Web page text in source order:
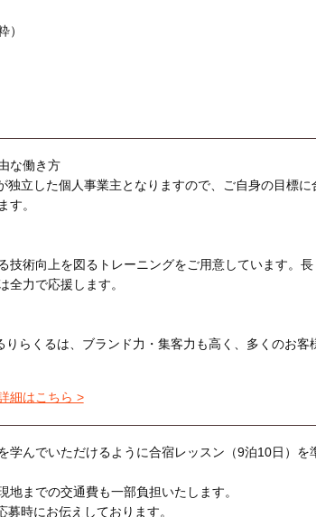
）
な働き方
立した個人事業主となりますので、ご自身の目標に
す。
技術向上を図るトレーニングをご用意しています。
全力で応援します。
らくるは、ブランド力・集客力も高く、多くのお客
細はこちら >
学んでいただけるように合宿レッスン（9泊10日）を
地までの交通費も一部負担いたします。
時にお伝えしております。